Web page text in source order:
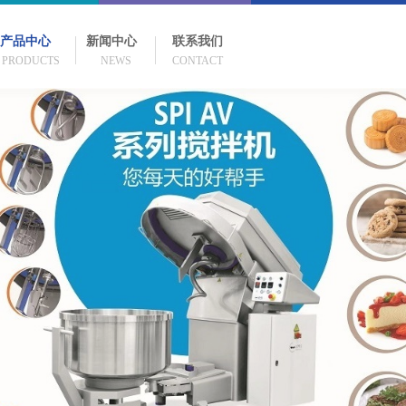
NEWS CONTACT
产品中心 新闻中心 联系我们